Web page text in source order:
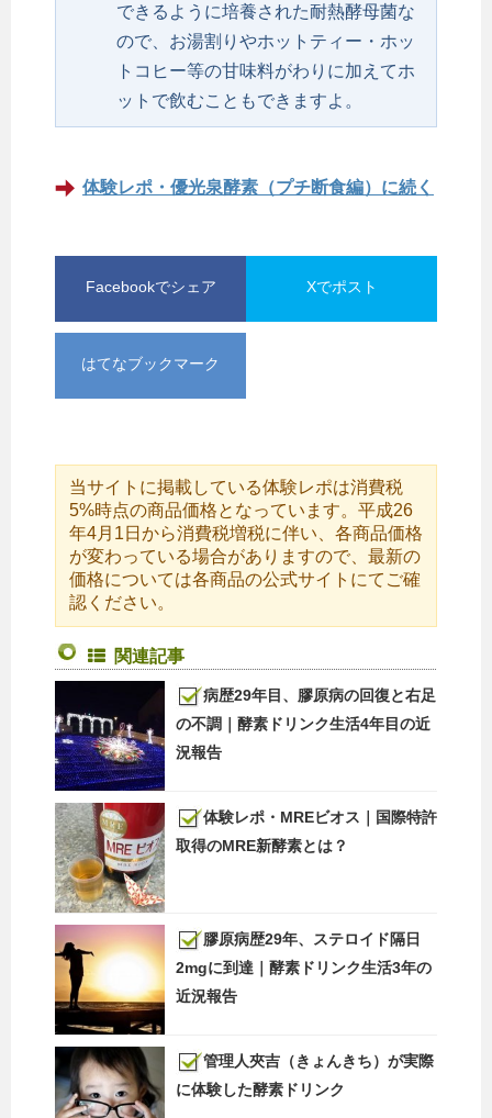
できるように培養された耐熱酵母菌な
ので、お湯割りやホットティー・ホッ
トコヒー等の甘味料がわりに加えてホ
ットで飲むこともできますよ。
体験レポ・優光泉酵素（プチ断食編）に続く
Facebookでシェア Xでポスト
はてなブックマーク
当サイトに掲載している体験レポは消費税
5%時点の商品価格となっています。平成26
年4月1日から消費税増税に伴い、各商品価格
が変わっている場合がありますので、最新の
価格については各商品の公式サイトにてご確
認ください。
関連記事
病歴29年目、膠原病の回復と右足
の不調｜酵素ドリンク生活4年目の近
況報告
体験レポ・MREビオス｜国際特許
取得のMRE新酵素とは？
膠原病歴29年、ステロイド隔日
2mgに到達｜酵素ドリンク生活3年の
近況報告
管理人夾吉（きょんきち）が実際
に体験した酵素ドリンク